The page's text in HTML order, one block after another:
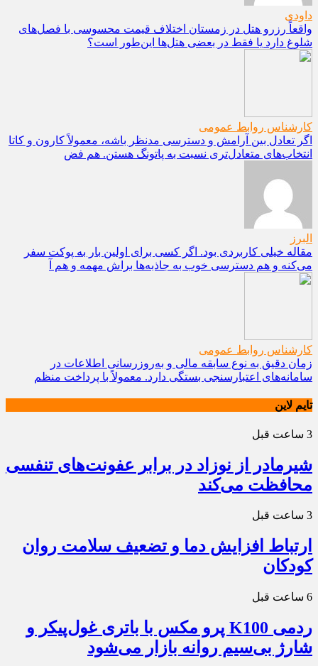
داودی
واقعاً رزرو هتل در زمستان اختلاف قیمت محسوسی با فصل‌های
شلوغ دارد یا فقط در بعضی هتل‌ها این‌طور است؟
کارشناس روابط عمومی
اگر تعادل بین آرامش و دسترسی مدنظر باشه، معمولاً کارون و کاتا
انتخاب‌های متعادل‌تری نسبت به پاتونگ هستن. هم فض
البرز
مقاله خیلی کاربردی بود. اگر کسی برای اولین بار به پوکت سفر
می‌کنه و هم دسترسی خوب به جاذبه‌ها براش مهمه و هم آ
کارشناس روابط عمومی
زمان دقیق به نوع سابقه مالی و به‌روزرسانی اطلاعات در
سامانه‌های اعتبارسنجی بستگی دارد. معمولاً با پرداخت منظم
تایم لاین
3 ساعت قبل
شیرمادر از نوزاد در برابر عفونت‌های تنفسی
محافظت می‌کند
3 ساعت قبل
ارتباط افزایش دما و تضعیف سلامت روان
کودکان
6 ساعت قبل
ردمی K100 پرو مکس با باتری غول‌پیکر و
شارژ بی‌سیم روانه بازار می‌شود